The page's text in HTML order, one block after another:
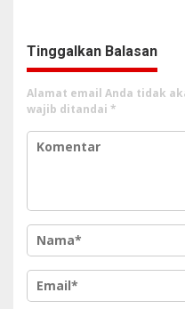
Tinggalkan Balasan
Alamat email Anda tidak
wajib ditandai *